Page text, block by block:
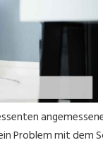
Problem mit dem